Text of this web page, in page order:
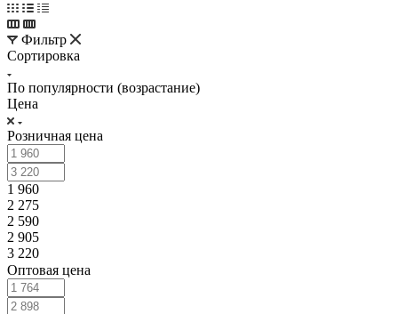
Фильтр
Сортировка
По популярности (возрастание)
Цена
Розничная цена
1 960
2 275
2 590
2 905
3 220
Оптовая цена